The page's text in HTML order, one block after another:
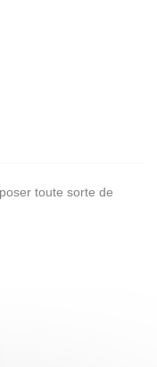
toute sorte de